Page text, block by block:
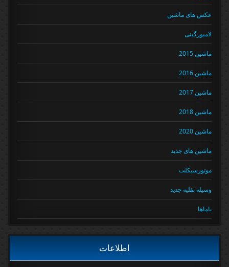
عکس های ماشین
لامبورگینی
ماشین 2015
ماشین 2016
ماشین 2017
ماشین 2018
ماشین 2020
ماشین های جدید
موتورسیکلت
وسیله نقلیه جدید
یاماها
اطلاعات